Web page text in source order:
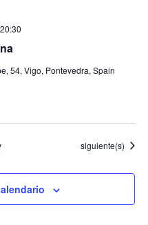
20:30
54, Vigo, Pontevedra, Spain
Eventos
siguiente(s)